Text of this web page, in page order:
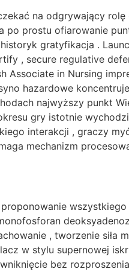
na odgrywający
po prostu ofiarowanie
gratyfikacja .
, secure regulative
Associate in Nursing
hazardowe
najwyższy punkt
gry istotnie
interakcji , graczy
mechanizm
, tworzenie siła
w stylu supernowej
bez